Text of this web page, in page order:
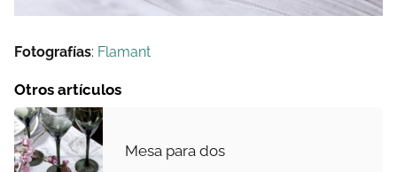
Fotografías: Flamant
Otros artículos
Mesa para dos